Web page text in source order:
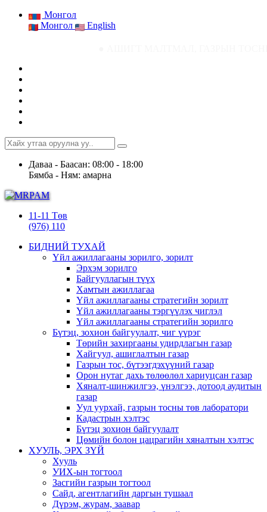
Монгол
Монгол
English
Даваа - Баасан: 08:00 - 18:00
Бямба - Ням: амарна
11-11 Төв
(976) 110
БИДНИЙ ТУХАЙ
Үйл ажиллагааны зорилго, зорилт
Эрхэм зорилго
Байгууллагын түүх
Хамтын ажиллагаа
Үйл ажиллагааны стратегийн зорилт
Үйл ажиллагааны тэргүүлэх чиглэл
Үйл ажиллагааны стратегийн зорилго
Бүтэц, зохион байгуулалт, чиг үүрэг
Төрийн захиргааны удирдлагын газар
Хайгуул, ашиглалтын газар
Газрын тос, бүтээгдэхүүний газар
Орон нутаг дахь төлөөлөл хариуцсан газар
Хяналт-шинжилгээ, үнэлгээ, дотоод аудитын
газар
Уул уурхай, газрын тосны төв лаборатори
Кадастрын хэлтэс
Бүтэц зохион байгуулалт
Цөмийн болон цацрагийн хяналтын хэлтэс
ХУУЛЬ, ЭРХ ЗҮЙ
Хууль
УИХ-ын тогтоол
Засгийн газрын тогтоол
Сайд, агентлагийн даргын тушаал
Дүрэм, журам, заавар